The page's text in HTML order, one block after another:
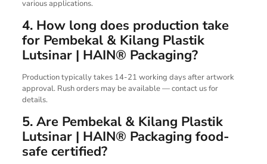
various applications.
4. How long does production take
for Pembekal & Kilang Plastik
Lutsinar | HAIN® Packaging?
Production typically takes 14-21 working days after artwork
approval. Rush orders may be available — contact us for
details.
5. Are Pembekal & Kilang Plastik
Lutsinar | HAIN® Packaging food-
safe certified?